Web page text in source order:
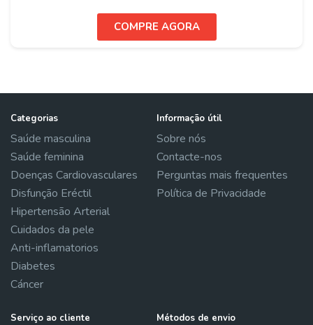
COMPRE AGORA
Categorias
Saúde masculina
Saúde feminina
Doenças Cardiovasculares
Disfunção Eréctil
Hipertensão Arterial
Cuidados da pele
Anti-inflamatorios
Diabetes
Cáncer
Informação útil
Sobre nós
Contacte-nos
Perguntas mais frequentes
Política de Privacidade
Serviço ao cliente Métodos de envio